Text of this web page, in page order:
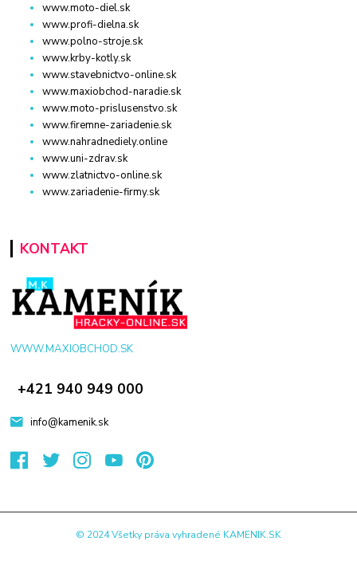
www.moto-diel.sk
www.profi-dielna.sk
www.polno-stroje.sk
www.krby-kotly.sk
www.stavebnictvo-online.sk
www.maxiobchod-naradie.sk
www.moto-prislusenstvo.sk
www.firemne-zariadenie.sk
www.nahradnediely.online
www.uni-zdrav.sk
www.zlatnictvo-online.sk
www.zariadenie-firmy.sk
KONTAKT
WWW.MAXIOBCHOD.SK
+421 940 949 000
info@kamenik.sk
© 2024 Všetky práva vyhradené KAMENIK.SK